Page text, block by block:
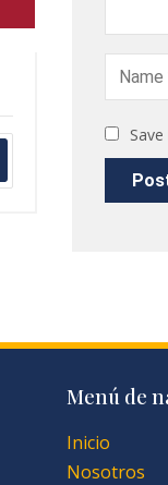
Menú de
Inicio
Nosotros